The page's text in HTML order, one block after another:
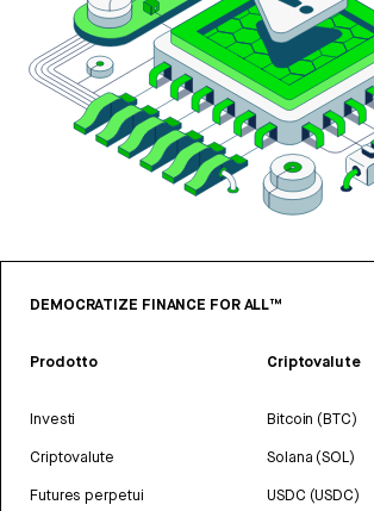
DEMOCRATIZE FINANCE FOR ALL™
Prodotto
Investi
Criptovalute
Futures perpetui
Criptovalute
Bitcoin (BTC)
Solana (SOL)
USDC (USDC)